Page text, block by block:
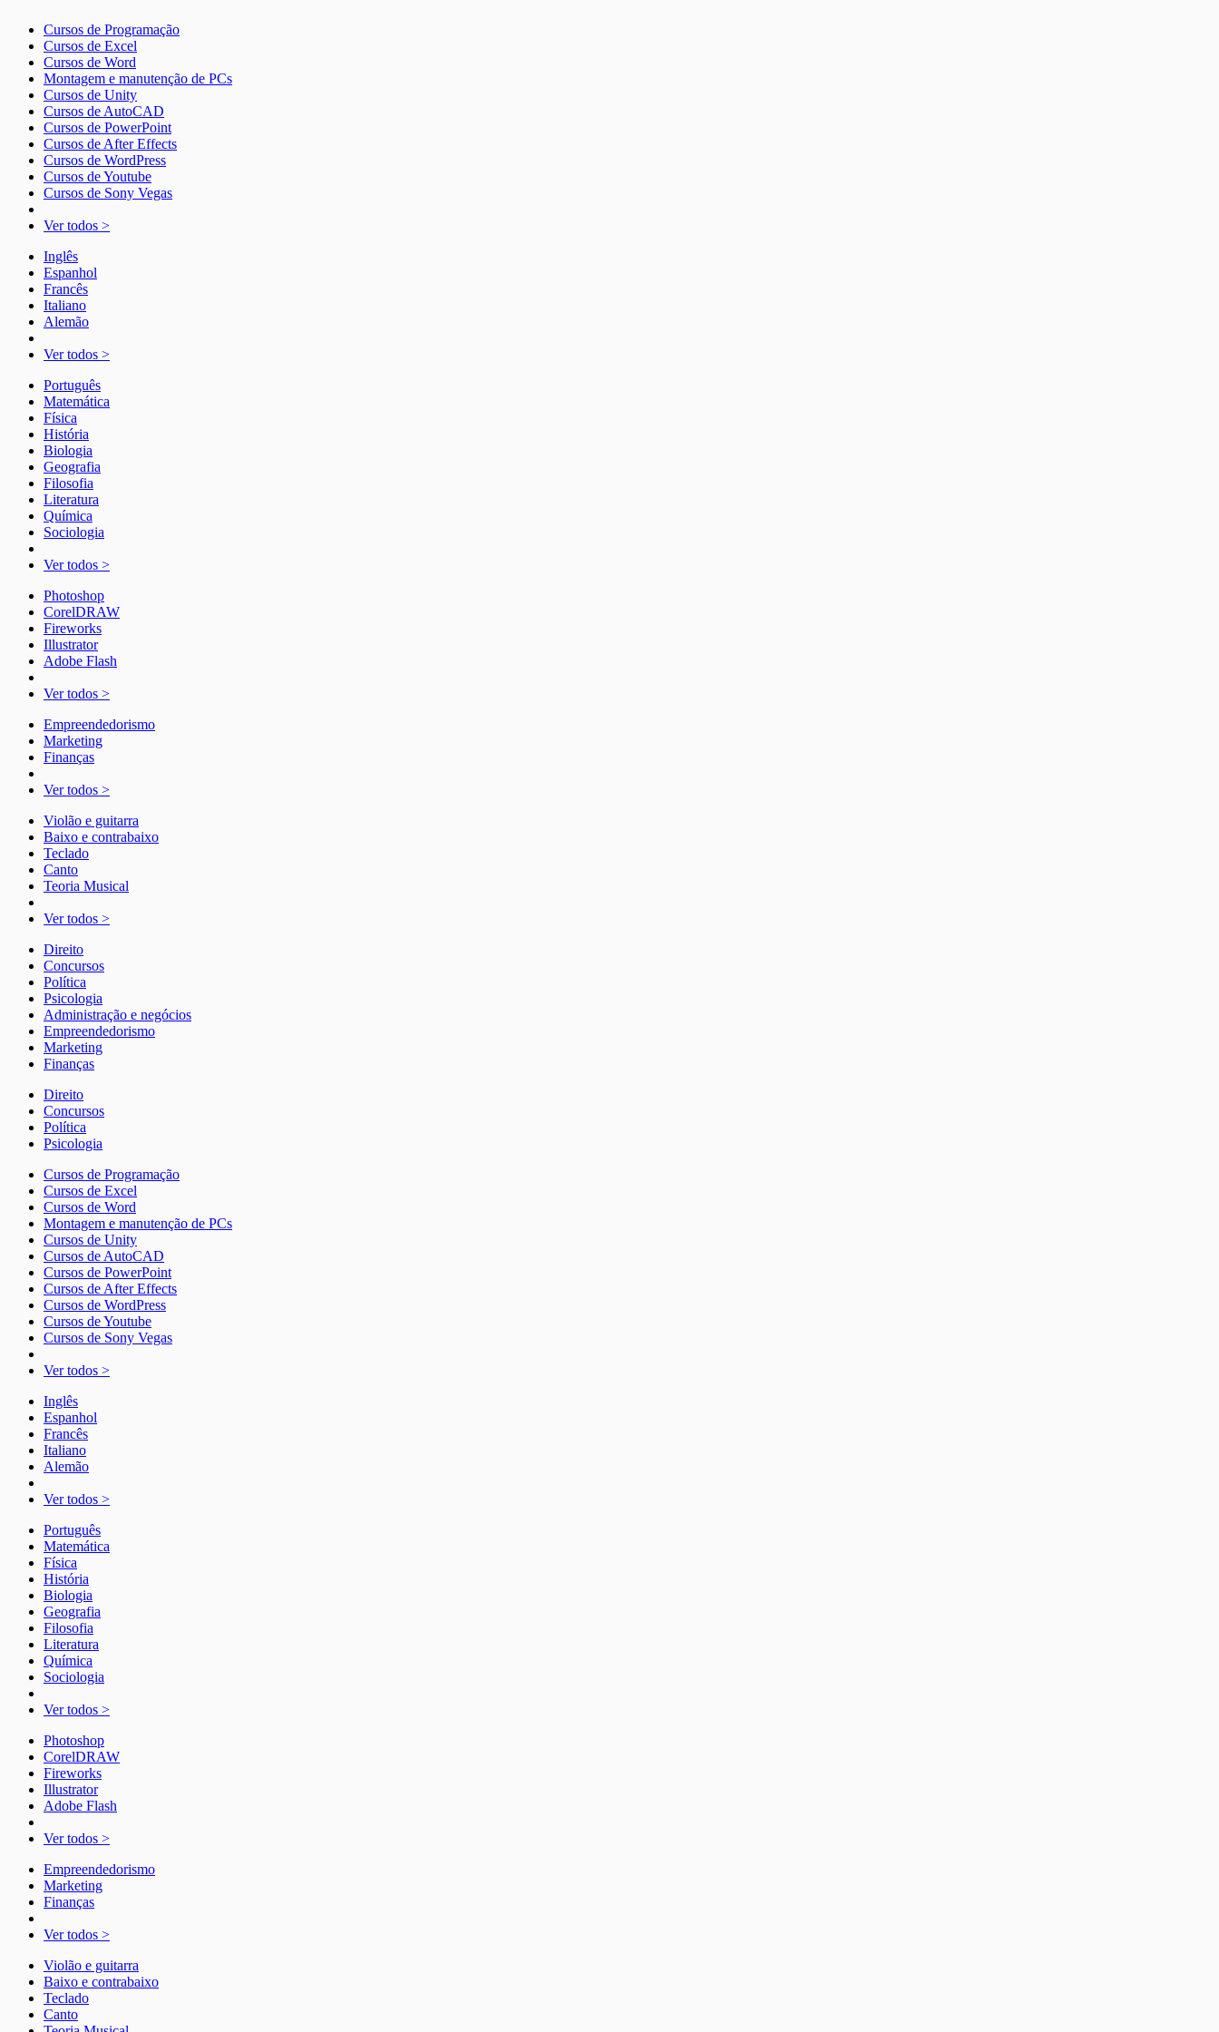
Cursos de Programação
Cursos de Excel
Cursos de Word
Montagem e manutenção de PCs
Cursos de Unity
Cursos de AutoCAD
Cursos de PowerPoint
Cursos de After Effects
Cursos de WordPress
Cursos de Youtube
Cursos de Sony Vegas
Ver todos >
Inglês
Espanhol
Francês
Italiano
Alemão
Ver todos >
Português
Matemática
Física
História
Biologia
Geografia
Filosofia
Literatura
Química
Sociologia
Ver todos >
Photoshop
CorelDRAW
Fireworks
Illustrator
Adobe Flash
Ver todos >
Empreendedorismo
Marketing
Finanças
Ver todos >
Violão e guitarra
Baixo e contrabaixo
Teclado
Canto
Teoria Musical
Ver todos >
Direito
Concursos
Política
Psicologia
Administração e negócios
Empreendedorismo
Marketing
Finanças
Direito
Concursos
Política
Psicologia
Cursos de Programação
Cursos de Excel
Cursos de Word
Montagem e manutenção de PCs
Cursos de Unity
Cursos de AutoCAD
Cursos de PowerPoint
Cursos de After Effects
Cursos de WordPress
Cursos de Youtube
Cursos de Sony Vegas
Ver todos >
Inglês
Espanhol
Francês
Italiano
Alemão
Ver todos >
Português
Matemática
Física
História
Biologia
Geografia
Filosofia
Literatura
Química
Sociologia
Ver todos >
Photoshop
CorelDRAW
Fireworks
Illustrator
Adobe Flash
Ver todos >
Empreendedorismo
Marketing
Finanças
Ver todos >
Violão e guitarra
Baixo e contrabaixo
Teclado
Canto